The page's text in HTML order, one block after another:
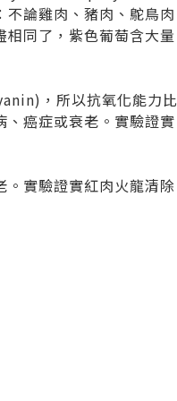
論雞肉、豬肉、鴕鳥肉
同了，紫色葡萄含大量
，所以抗氧化能力比
、癌症或衰老。實驗證實
實驗證實紅肉火龍清除